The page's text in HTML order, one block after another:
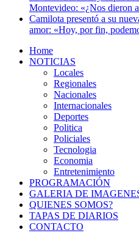
Montevideo: «¿Nos dieron
Camilota presentó a su
amor: «Hoy, por fin,
Home
NOTICIAS
Locales
Regionales
Nacionales
Internacionales
Deportes
Politica
Policiales
Tecnologia
Economia
Entretenimiento
PROGRAMACIÓN
GALERIA DE
QUIENES SOMOS?
TAPAS DE DIARIOS
CONTACTO